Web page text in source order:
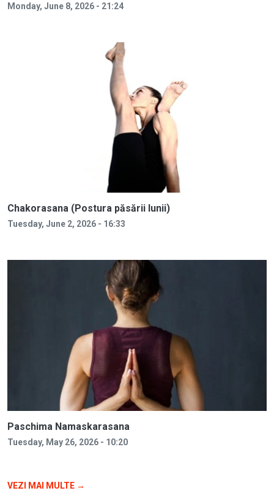
Monday, June 8, 2026 - 21:24
Chakorasana (Postura păsării lunii)
Tuesday, June 2, 2026 - 16:33
Paschima Namaskarasana
Tuesday, May 26, 2026 - 10:20
VEZI MAI MULTE →